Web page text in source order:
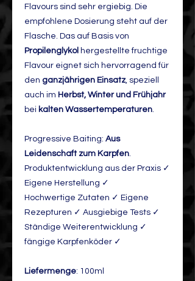
Flavours sind sehr ergiebig. Die
empfohlene Dosierung steht auf der
Flasche. Das auf Basis von
Propilenglykol hergestellte fruchtige
Flavour eignet sich hervorragend für
den ganzjährigen Einsatz, speziell
auch im Herbst, Winter und Frühjahr
bei kalten Wassertemperaturen.
Progressive Baiting: Aus
Leidenschaft zum Karpfen.
Produktentwicklung aus der Praxis ✓
Eigene Herstellung ✓
Hochwertige Zutaten ✓ Eigene
Rezepturen ✓ Ausgiebige Tests ✓
Ständige Weiterentwicklung ✓
fängige Karpfenköder ✓
Liefermenge: 100ml